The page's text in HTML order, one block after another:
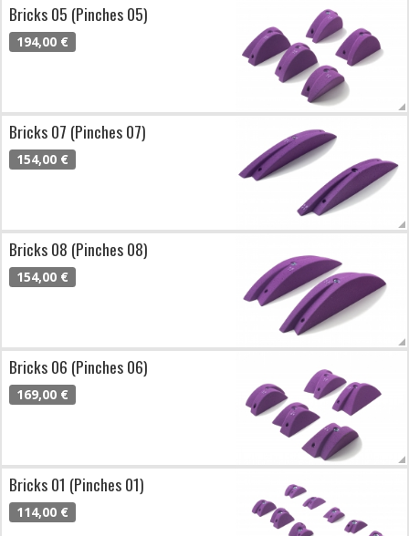
Bricks 05 (Pinches 05)
194,00 €
Bricks 07 (Pinches 07)
154,00 €
Bricks 08 (Pinches 08)
154,00 €
Bricks 06 (Pinches 06)
169,00 €
Bricks 01 (Pinches 01)
114,00 €